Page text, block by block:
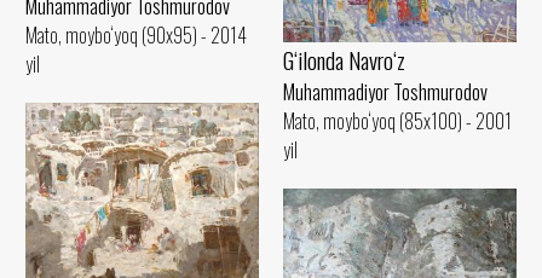
Muhammadiyor Toshmurodov
Mato, moybo‘yoq (90x95) - 2014
yil
G‘ilonda Navro‘z
Muhammadiyor Toshmurodov
Mato, moybo‘yoq (85x100) - 2001
yil